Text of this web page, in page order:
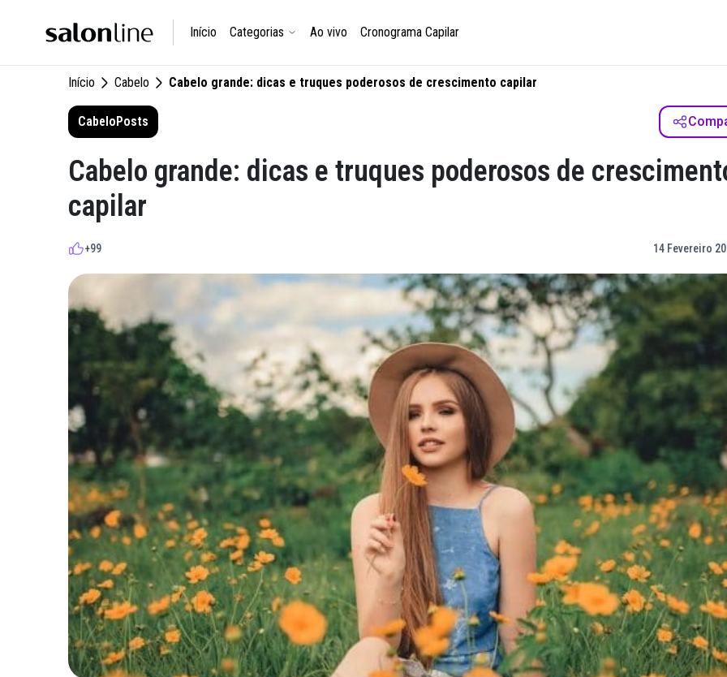
Início Categorias Ao vivo Cronograma Capilar
Início Cabelo Cabelo grande: dicas e truques poderosos de crescimento capilar
CabeloPosts
Cabelo grande: dicas e truques poderosos de
capilar
+99 14 Fevereiro